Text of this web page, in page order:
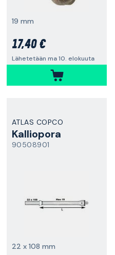
19 mm
17,40 €
Lähetetään ma 10. elokuuta
ATLAS COPCO
Kalliopora
90508901
22 x 108 mm